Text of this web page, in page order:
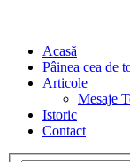
Acasă
Pâinea cea de
Articole
Mesaje
Istoric
Contact